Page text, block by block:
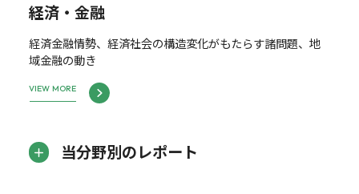
経済・金融
経済金融情勢、経済社会の構造変化がもたらす諸問題、地
域金融の動き
VIEW MORE
当分野別のレポート